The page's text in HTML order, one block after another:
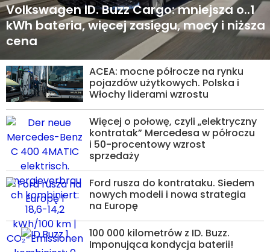
Volkswagen ID. Buzz Cargo: mniejsza o..1
kWh bateria, więcej zasięgu, mocy i niższa
cena
ACEA: mocne półrocze na rynku
pojazdów użytkowych. Polska i
Włochy liderami wzrostu
Więcej o połowę, czyli „elektryczny
kontratak” Mercedesa w półroczu
i 50-procentowy wzrost
sprzedaży
Ford rusza do kontrataku. Siedem
nowych modeli i nowa strategia
na Europę
100 000 kilometrów z ID. Buzz.
Imponująca kondycja baterii!